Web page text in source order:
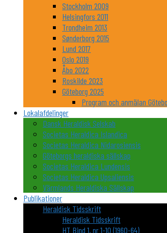
Stockholm 2009
Helsingfors 2011
Trondheim 2013
Sønderborg 2015
Lund 2017
Oslo 2019
Åbo 2022
Roskilde 2023
Göteborg 2025
Program och anmälan
Lokalafdelinger
Dansk Heraldisk Selskab
Societas Heraldica Islandica
Societas Heraldica Nidarosiensis
Göteborgs heraldiska sällskap
Societas Heraldica Lundensis
Societas Heraldica Upsaliensis
Värmlands Heraldiska Sällskap
Publikationer
Heraldisk Tidsskrift
Heraldisk Tidsskrift
HT Bind 1, nr 1-10 (1960-64)